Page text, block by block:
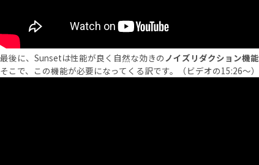
最後に、Sunsetは性能が良く自然な効きの ノイズリダクション機能
そこで、この機能が必要になってくる訳です。（ビデオの15:26〜）